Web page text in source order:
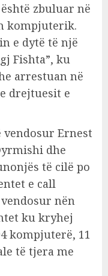
zbuluar në
kompjuterik.
e dytë të një
Fishta”, ku
arrestuan në
drejtuesit e
Ernest
dhe
të cilë po
e call
nën
ku kryhej
kompjuterë, 11
të tjera me